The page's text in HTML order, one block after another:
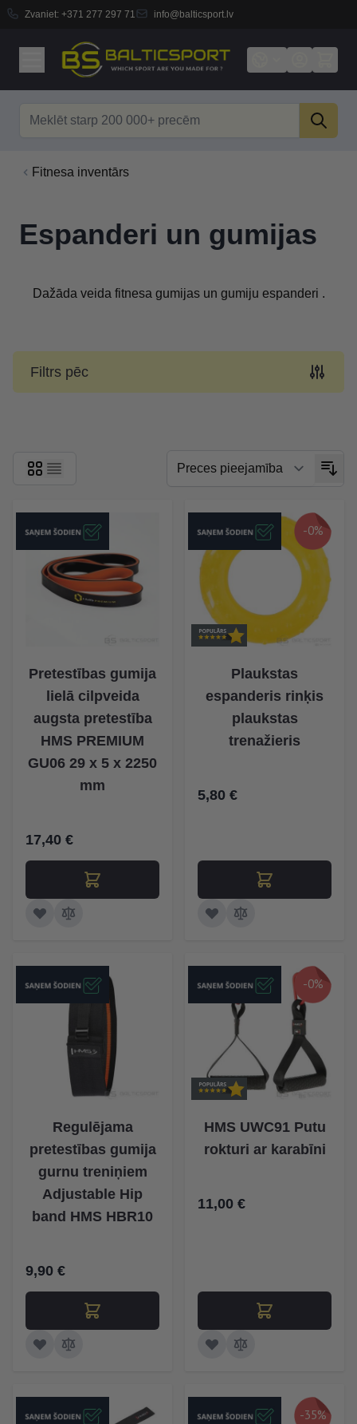
Zvaniet: +371 277 297 71 info@balticsport.lv
Fitnesa inventārs
Espanderi un gumijas
Dažāda veida fitnesa gumijas un gumiju espanderi .
Filtrs pēc
Pretestības gumija
lielā cilpveida
augsta pretestība
HMS PREMIUM
GU06 29 x 5 x 2250
mm
17,40 €
-0%
Plaukstas
espanderis rinķis
plaukstas
trenažieris
5,80 €
Regulējama
pretestības gumija
gurnu treniņiem
Adjustable Hip
band HMS HBR10
9,90 €
-0%
HMS UWC91 Putu
rokturi ar karabīni
11,00 €
-35%